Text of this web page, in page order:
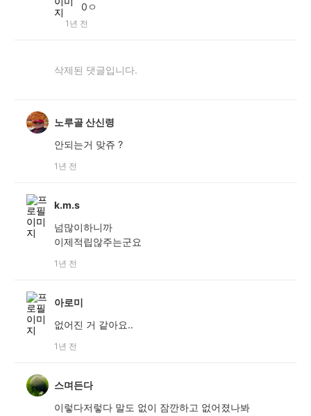
0ㅇ
1년 전
삭제된 댓글입니다.
노루골 산신령
안되는거 맞쥬 ?
1년 전
k.m.s
넘많이하니까
이제적립않주는군요
1년 전
아로미
없어진 거 같아요..
1년 전
스며든다
이렇다저렇다 말도 없이 잠깐하고 없어졌나봐